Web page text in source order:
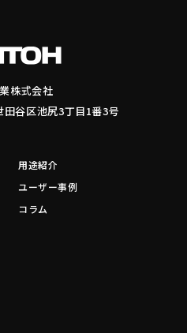
株式会社
谷区池尻3丁目1番3号
用途紹介
ユーザー事例
コラム